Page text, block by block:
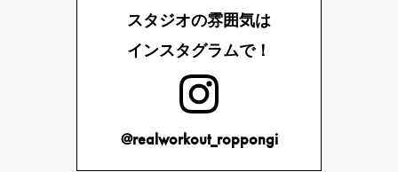
スタジオの雰囲気は
インスタグラムで！
@realworkout_roppongi